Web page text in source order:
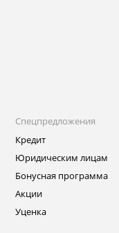
Спецпредложения
Кредит
Юридическим лицам
Бонусная программа
Акции
Уценка